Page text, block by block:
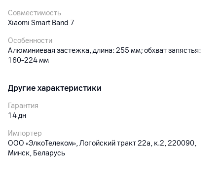
Совместимость
Xiaomi Smart Band 7
Особенности
Алюминиевая застежка, длина: 255 мм; обхват запястья:
160–224 мм
Другие характеристики
Гарантия
14дн
Импортер
ООО «ЭлкоТелеком», Логойский тракт 22а, к.2, 220090,
Минск, Беларусь